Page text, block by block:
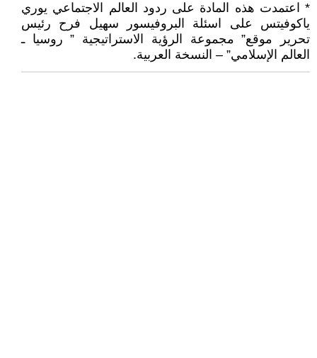
* اعتمدت هذه المادة على ردود العالم الاجتماعي يوري
ياكوفيتس على اسئلة البروفيسور سهيل فرح رئيس
تحرير موقع” مجموعة الرؤية الاستراتيجية ” روسيا ـ
العالم الإسلامي” – النسخة العربية.